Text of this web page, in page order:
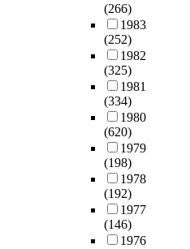
(266)
1983
(252)
1982
(325)
1981
(334)
1980
(620)
1979
(198)
1978
(192)
1977
(146)
1976